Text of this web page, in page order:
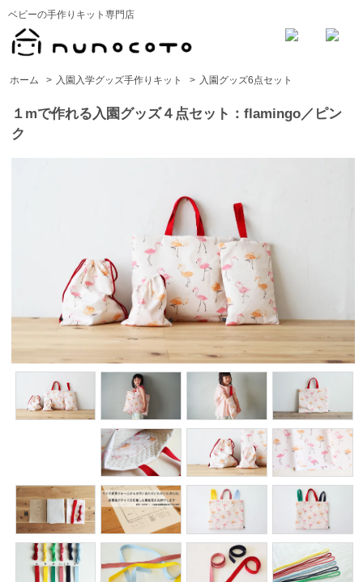
ベビーの手作りキット専門店
ホーム > 入園入学グッズ手作りキット > 入園グッズ6点セット
１mで作れる入園グッズ４点セット：flamingo／ピン
ク